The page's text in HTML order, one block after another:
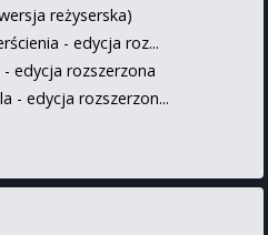
reżyserska)
- edycja roz...
- edycja rozszerzona
- edycja rozszerzon...